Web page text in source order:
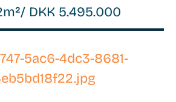
/ DKK 5.495.000